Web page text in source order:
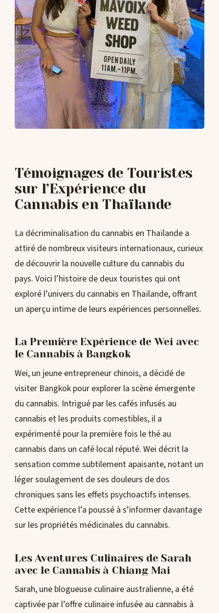
Témoignages de Touristes
sur l’Expérience du
Cannabis en Thaïlande
La décriminalisation du cannabis en Thaïlande a
attiré de nombreux visiteurs internationaux, curieux
de découvrir la nouvelle culture du cannabis du
pays. Voici l’histoire de deux touristes qui ont
exploré l’univers du cannabis en Thaïlande, offrant
un aperçu intime de leurs expériences personnelles.
La Première Expérience de Wei avec
le Cannabis à Bangkok
Wei, un jeune entrepreneur chinois, a décidé de
visiter Bangkok pour explorer la scène émergente
du cannabis. Intrigué par les cafés infusés au
cannabis et les produits comestibles, il a
expérimenté pour la première fois le thé au
cannabis dans un café local réputé. Wei décrit la
sensation comme subtilement apaisante, notant un
léger soulagement de ses douleurs de dos
chroniques sans les effets psychoactifs intenses.
Cette expérience l’a poussé à s’informer davantage
sur les propriétés médicinales du cannabis.
Les Aventures Culinaires de Sarah
avec le Cannabis à Chiang Mai
Sarah, une blogueuse culinaire australienne, a été
captivée par l’offre culinaire infusée au cannabis à